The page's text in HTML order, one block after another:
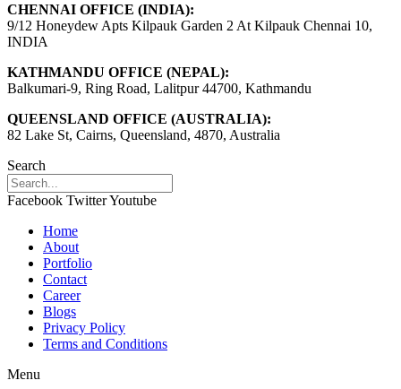
CHENNAI OFFICE (INDIA):
9/12 Honeydew Apts Kilpauk Garden 2 At Kilpauk Chennai 10,
INDIA
KATHMANDU OFFICE (NEPAL):
Balkumari-9, Ring Road, Lalitpur 44700, Kathmandu
QUEENSLAND OFFICE (AUSTRALIA):
82 Lake St, Cairns, Queensland, 4870, Australia
Search
Facebook TwitterYoutube
Home
About
Portfolio
Contact
Career
Blogs
Privacy Policy
Terms and Conditions
Menu